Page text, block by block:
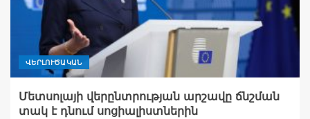
ՎԵՐԼՈՒԾԱԿԱՆ
Մետսոլայի վերընտրության արշավը ճնշման
տակ է դնում սոցիալիստներին